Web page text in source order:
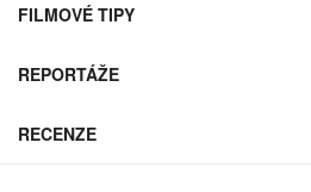
FILMOVÉ TIPY
REPORTÁŽE
RECENZE